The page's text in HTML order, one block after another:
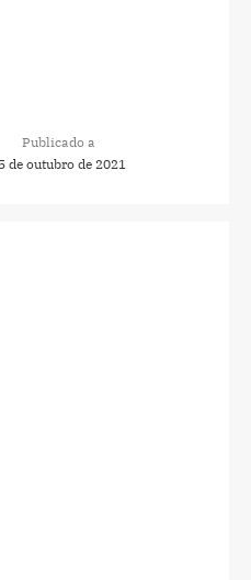
Publicado a
de outubro de 2021